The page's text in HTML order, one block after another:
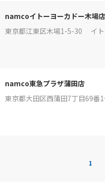
namcoイトーヨーカドー木場店
東京都江東区木場1-5-30 イト
namco東急プラザ蒲田店
東京都大田区西蒲田7丁目69番
1